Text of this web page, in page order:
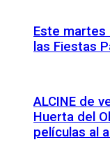
Este martes
las Fiestas
ALCINE de
Huerta del
películas al